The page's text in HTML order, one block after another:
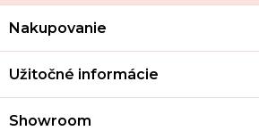
Z
p
t
Nakupovanie
Užitočné informácie
Showroom